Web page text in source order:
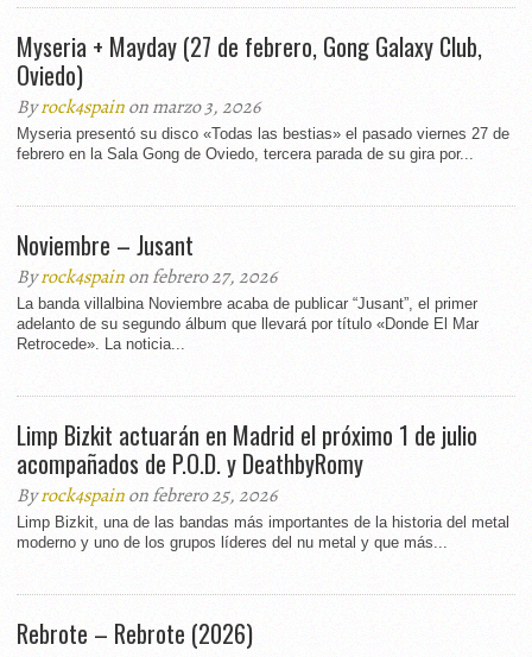
Myseria + Mayday (27 de febrero, Gong Galaxy Club,
Oviedo)
Byrock4spainon marzo 3, 2026
Myseria presentó su disco «Todas las bestias» el pasado viernes 27 de
febrero en la Sala Gong de Oviedo, tercera parada de su gira por...
Noviembre – Jusant
Byrock4spainon febrero 27, 2026
La banda villalbina Noviembre acaba de publicar “Jusant”, el primer
adelanto de su segundo álbum que llevará por título «Donde El Mar
Retrocede». La noticia...
Limp Bizkit actuarán en Madrid el próximo 1 de julio
acompañados de P.O.D. y DeathbyRomy
Byrock4spainon febrero 25, 2026
Limp Bizkit, una de las bandas más importantes de la historia del metal
moderno y uno de los grupos líderes del nu metal y que más...
Rebrote – Rebrote (2026)